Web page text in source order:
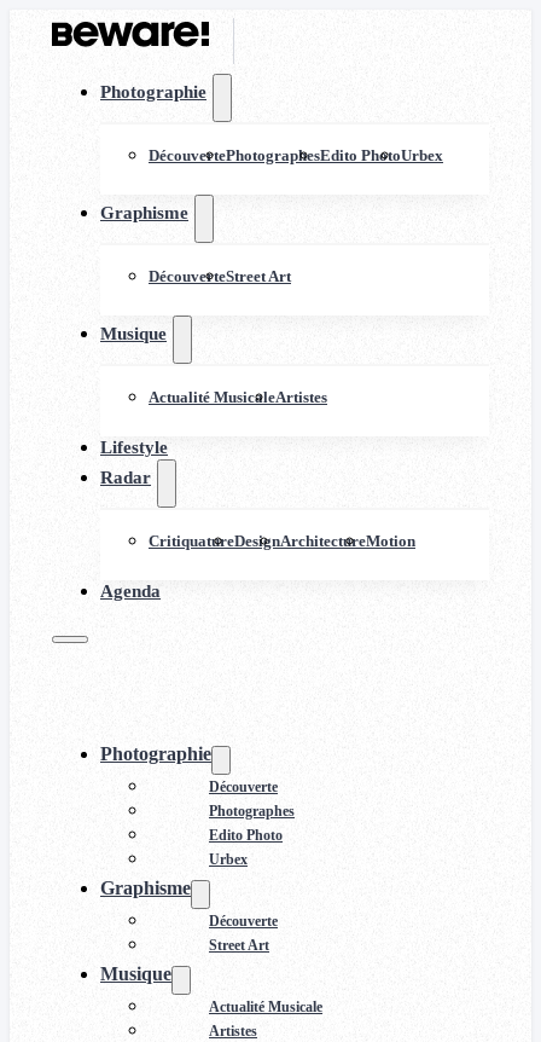
Photographie
DécouvertePhotographesEdito PhotoUrbex
Graphisme
DécouverteStreet Art
Musique
Actualité MusicaleArtistes
Lifestyle
Radar
CritiquatureDesignArchitectureMotion
Agenda
Photographie
Découverte
Photographes
Edito Photo
Urbex
Graphisme
Découverte
Street Art
Musique
Actualité Musicale
Artistes